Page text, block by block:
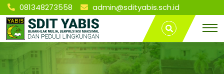
081348273558 admin@sdityabis.sch.id
S
D
Membangun
Semangat
Belajar dan
Kebersamaan:
Kelas 6 SD IT
YABIS Ikuti
a
e